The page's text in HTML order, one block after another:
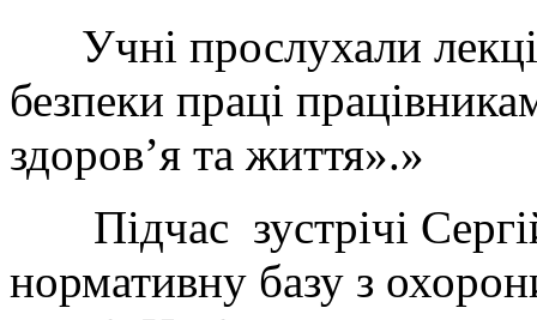
Учні прослухали
безпеки праці
здоров’я та життя».»
Підчас зустрічі
нормативну базу з